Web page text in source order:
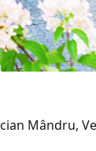
Mândru,